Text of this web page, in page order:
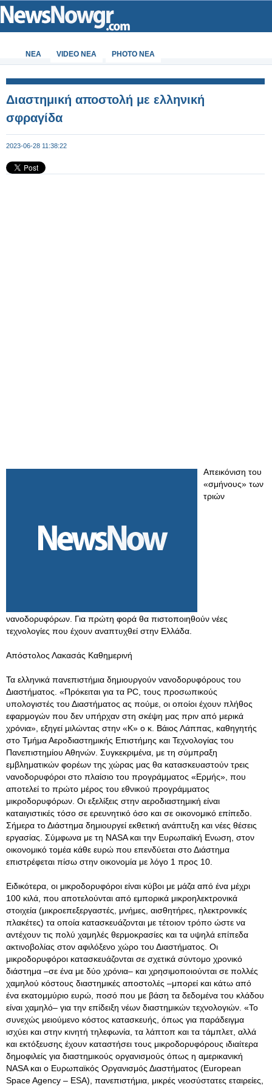
ΝΕΑ VIDEO NEA PHOTO NEA
Διαστημική αποστολή με ελληνική
σφραγίδα
2023-06-28 11:38:22
Απεικόνιση του
«σμήνους» των
τριών
νανοδορυφόρων. Για πρώτη φορά θα πιστοποιηθούν νέες
τεχνολογίες που έχουν αναπτυχθεί στην Ελλάδα.
Απόστολος Λακασάς Καθημερινή
Τα ελληνικά πανεπιστήμια δημιουργούν νανοδορυφόρους του
Διαστήματος. «Πρόκειται για τα PC, τους προσωπικούς
υπολογιστές του Διαστήματος ας πούμε, οι οποίοι έχουν πλήθος
εφαρμογών που δεν υπήρχαν στη σκέψη μας πριν από μερικά
χρόνια», εξηγεί μιλώντας στην «Κ» ο κ. Βάιος Λάππας, καθηγητής
στο Τμήμα Αεροδιαστημικής Επιστήμης και Τεχνολογίας του
Πανεπιστημίου Αθηνών. Συγκεκριμένα, με τη σύμπραξη
εμβληματικών φορέων της χώρας μας θα κατασκευαστούν τρεις
νανοδορυφόροι στο πλαίσιο του προγράμματος «Ερμής», που
αποτελεί το πρώτο μέρος του εθνικού προγράμματος
μικροδορυφόρων. Οι εξελίξεις στην αεροδιαστημική είναι
καταιγιστικές τόσο σε ερευνητικό όσο και σε οικονομικό επίπεδο.
Σήμερα το Διάστημα δημιουργεί εκθετική ανάπτυξη και νέες θέσεις
εργασίας. Σύμφωνα με τη NASA και την Ευρωπαϊκή Ενωση, στον
οικονομικό τομέα κάθε ευρώ που επενδύεται στο Διάστημα
επιστρέφεται πίσω στην οικονομία με λόγο 1 προς 10.
Ειδικότερα, οι μικροδορυφόροι είναι κύβοι με μάζα από ένα μέχρι
100 κιλά, που αποτελούνται από εμπορικά μικροηλεκτρονικά
στοιχεία (μικροεπεξεργαστές, μνήμες, αισθητήρες, ηλεκτρονικές
πλακέτες) τα οποία κατασκευάζονται με τέτοιον τρόπο ώστε να
αντέχουν τις πολύ χαμηλές θερμοκρασίες και τα υψηλά επίπεδα
ακτινοβολίας στον αφιλόξενο χώρο του Διαστήματος. Οι
μικροδορυφόροι κατασκευάζονται σε σχετικά σύντομο χρονικό
διάστημα –σε ένα με δύο χρόνια– και χρησιμοποιούνται σε πολλές
χαμηλού κόστους διαστημικές αποστολές –μπορεί και κάτω από
ένα εκατομμύριο ευρώ, ποσό που με βάση τα δεδομένα του κλάδου
είναι χαμηλό– για την επίδειξη νέων διαστημικών τεχνολογιών. «Το
συνεχώς μειούμενο κόστος κατασκευής, όπως για παράδειγμα
ισχύει και στην κινητή τηλεφωνία, τα λάπτοπ και τα τάμπλετ, αλλά
και εκτόξευσης έχουν καταστήσει τους μικροδορυφόρους ιδιαίτερα
δημοφιλείς για διαστημικούς οργανισμούς όπως η αμερικανική
NASA και ο Ευρωπαϊκός Οργανισμός Διαστήματος (European
Space Agency – ESA), πανεπιστήμια, μικρές νεοσύστατες εταιρείες,